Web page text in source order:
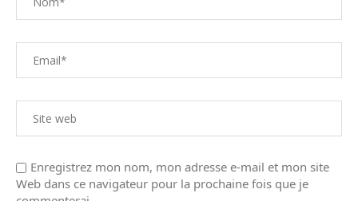
Enregistrez mon nom, mon adresse e-mail et mon site
Web dans ce navigateur pour la prochaine fois que je